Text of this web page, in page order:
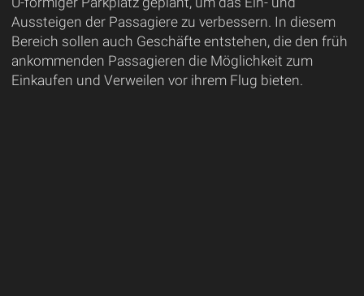
Aussteigen der Passagiere zu verbessern. In diesem
Bereich sollen auch Geschäfte entstehen, die den früh
ankommenden Passagieren die Möglichkeit zum
Einkaufen und Verweilen vor ihrem Flug bieten.